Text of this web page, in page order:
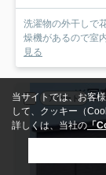
洗濯物の外干しで
燥機があるので室
見る
アパート
当サイトでは、お客
して、クッキー（
詳しくは、当社の 「